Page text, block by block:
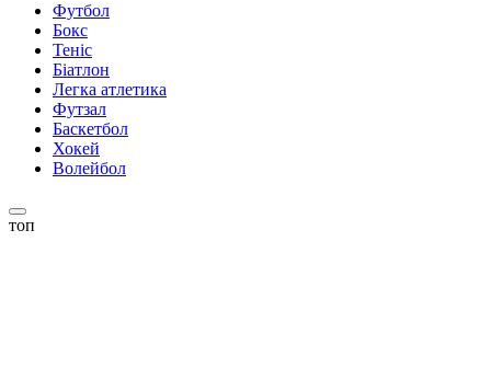
Футбол
Бокс
Теніс
Біатлон
Легка атлетика
Футзал
Баскетбол
Хокей
Волейбол
топ